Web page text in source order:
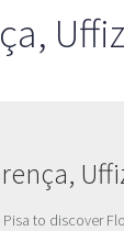
Pisa to discover